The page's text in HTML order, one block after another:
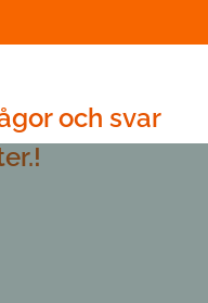
och svar